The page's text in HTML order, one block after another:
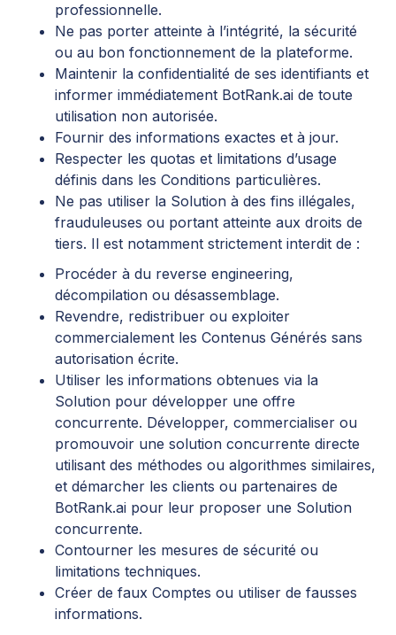
professionnelle.
Ne pas porter atteinte à l’intégrité, la sécurité
ou au bon fonctionnement de la plateforme.
Maintenir la confidentialité de ses identifiants et
informer immédiatement BotRank.ai de toute
utilisation non autorisée.
Fournir des informations exactes et à jour.
Respecter les quotas et limitations d’usage
définis dans les Conditions particulières.
Ne pas utiliser la Solution à des fins illégales,
frauduleuses ou portant atteinte aux droits de
tiers. Il est notamment strictement interdit de :
Procéder à du reverse engineering,
décompilation ou désassemblage.
Revendre, redistribuer ou exploiter
commercialement les Contenus Générés sans
autorisation écrite.
Utiliser les informations obtenues via la
Solution pour développer une offre
concurrente. Développer, commercialiser ou
promouvoir une solution concurrente directe
utilisant des méthodes ou algorithmes similaires,
et démarcher les clients ou partenaires de
BotRank.ai pour leur proposer une Solution
concurrente.
Contourner les mesures de sécurité ou
limitations techniques.
Créer de faux Comptes ou utiliser de fausses
informations.